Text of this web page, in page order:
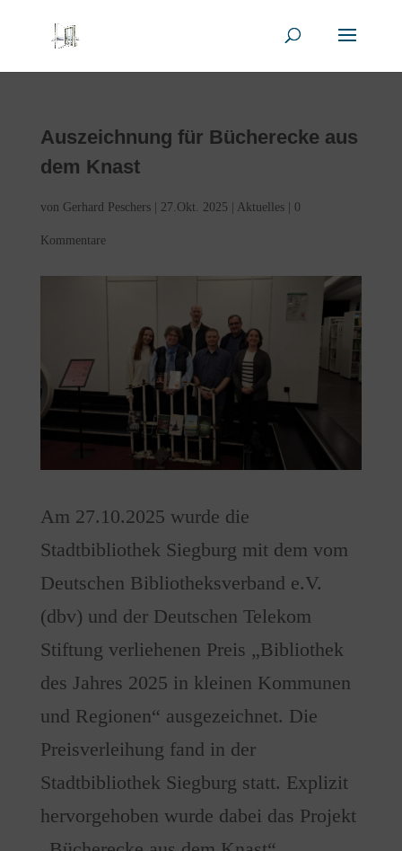
Auszeichnung für Bücherecke aus
dem Knast
von Gerhard Peschers| 27.Okt. 2025 Aktuelles| 0
Kommentare
Am 27.10.2025 wurde die
Stadtbibliothek Siegburg mit dem vom
Deutschen Bibliotheksverband e.V.
(dbv) und der Deutschen Telekom
Stiftung verliehenen Preis „Bibliothek
des Jahres 2025 in kleinen Kommunen
und Regionen“ ausgezeichnet. Die
Preisverleihung fand in der
Stadtbibliothek Siegburg statt. Explizit
hervorgehoben wurde dabei das Projekt